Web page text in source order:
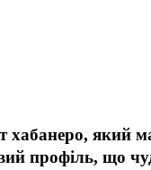
хабанеро, який
профіль, що